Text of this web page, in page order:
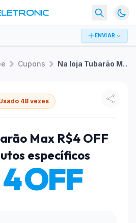
ENVIAR
Cupons Na loja Tubarão Max R$4 OFF em produtos específicos
48 vezes
Max R$4 OFF
específicos
OFF